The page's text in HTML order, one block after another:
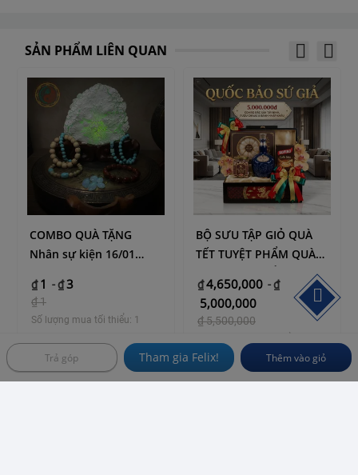
gỗ càng lên màu đậm.
Với chất liệu gỗ của thân cây dừa lâu năm , người thợ mỹ
trà gỗ dừa . Sản phẩm được thiết kế đa dạng về mẫu mã, kích
thước . Những họa tiết được chạm khắc hết sức tinh tế và
nghệ thuật. Nếu bạn đang phân vân trông việc lựa chọn qua
tặng cho bạn bè người thân thì sản phẩm bình giữ ấm trà gỗ
dừa điêu khắc này là một sự lựa chọn hoàn hảo.
SẢN PHẨM LIÊN QUAN
COMBO QUÀ TẶNG
Nhân sự kiện 16/01
₫ 1 -₫3
₫1
Số lượng mua tối thiểu: 1
BỘ SƯU TẬP GIỎ QUÀ
TẾT TUYỆT PHẨM QUÀ
TẾT 2026 – KHẲNG ĐỊNH
VỊ THẾ, KẾT GIAO THỊNH
VƯỢNG
₫4,650,000 -₫
5,000,000
₫5,500,000
Trả góp Tham gia Felix! Thêm vào giỏ